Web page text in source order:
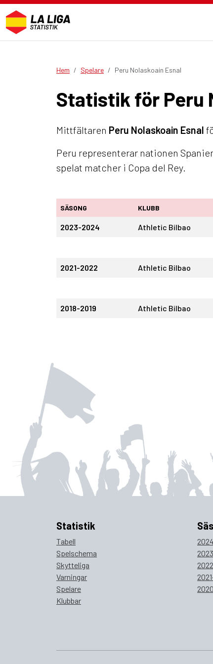
Hem Spelare Peru Nolaskoain Esnal
Statistik för Peru
Mittfältaren Peru Nolaskoain Esnal
Peru representerar nationen
spelat matcher i Copa del Rey.
SÄSONG KLUBB
2023-2024 Athletic Bilbao
2021-2022 Athletic Bilbao
2018-2019 Athletic Bilbao
Statistik
Tabell
Spelschema
Skytteliga
Varningar
Spelare
Klubbar